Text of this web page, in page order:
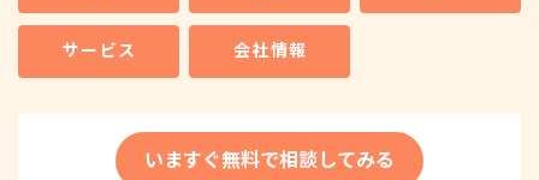
サービス 会社情報
いますぐ無料で相談してみる